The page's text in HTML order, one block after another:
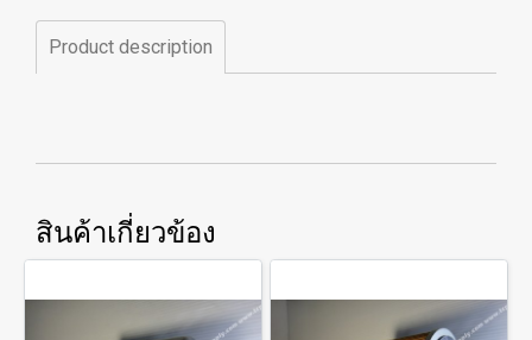
Product description
สินค้าเกี่ยวข้อง